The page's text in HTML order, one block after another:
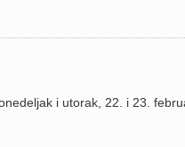
i utorak, 22. i 23.